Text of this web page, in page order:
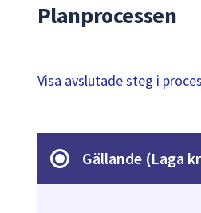
Planprocessen
Visa avslutade steg i
Gällande (Laga